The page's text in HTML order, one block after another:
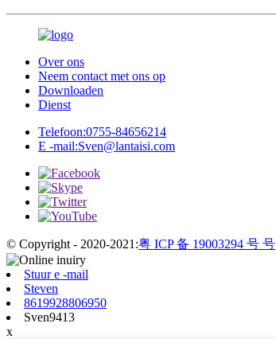
Over ons
Neem contact met ons op
Downloaden
Dienst
Telefoon:0755-84656214
E -mail:Sven@lantaisi.com
© Copyright - 2020-2021:粤 ICP 备 19003294 号 号
Stuur e -mail
Steven
8619928806950
Sven9413
x